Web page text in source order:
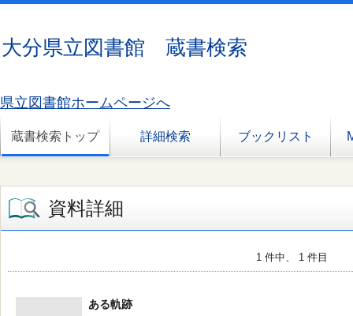
大分県立図書館 蔵書検索
県立図書館ホームページへ
蔵書検索トップ 詳細検索 ブックリスト
資料詳細
1 件中、 1 件目
ある軌跡